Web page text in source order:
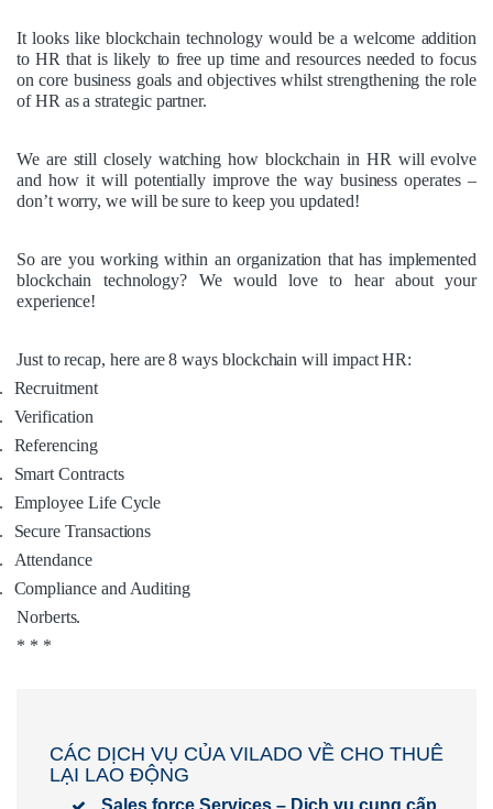
It looks like blockchain technology would be a welcome addition
to HR that is likely to free up time and resources needed to focus
on core business goals and objectives whilst strengthening the role
of HR as a strategic partner.
We are still closely watching how blockchain in HR will evolve
and how it will potentially improve the way business operates –
don’t worry, we will be sure to keep you updated!
So are you working within an organization that has implemented
blockchain technology? We would love to hear about your
experience!
Just to recap, here are 8 ways blockchain will impact HR:
Recruitment
Verification
Referencing
Smart Contracts
Employee Life Cycle
Secure Transactions
Attendance
Compliance and Auditing
Norberts.
* * *
CÁC DỊCH VỤ CỦA VILADO VỀ CHO THUÊ
LẠI LAO ĐỘNG
Sales force Services – Dịch vụ cung cấp